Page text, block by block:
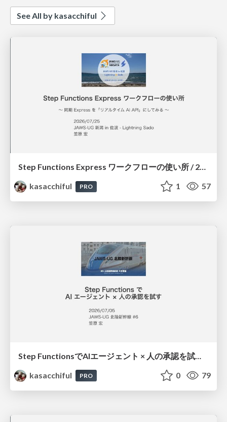
See All by kasacchiful
Step Functions Express ワークフローの使い所 / 20260725jawsug-niigata-sado
kasacchiful
PRO 1 57
kasacchiful
PRO 0 79